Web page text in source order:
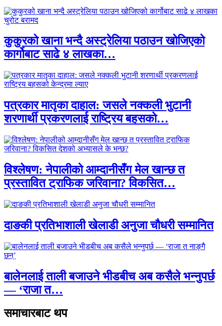
कुकुरको खाना भन्दै अस्ट्रेलिया पठाउन खोजिएको
कार्गोबाट साढे ४ लाखका…
पत्रकार मातृका दाहाल: जसले नक्कली भुटानी
शरणार्थी प्रकरणलाई राष्ट्रिय बहसको…
विश्लेषण: नेपालीको आम्दानीसँग मेल खान्छ त
प्रस्तावित ट्राफिक जरिवाना? विकसित…
दाङकी प्रतिभाशाली खेलाडी अनुजा चौधरी सम्मानित
बालेनलाई ताली बजाउने भीडबीच अब कसैले भन्नुपर्छ
— ‘राजा त…
समाचारबाट थप